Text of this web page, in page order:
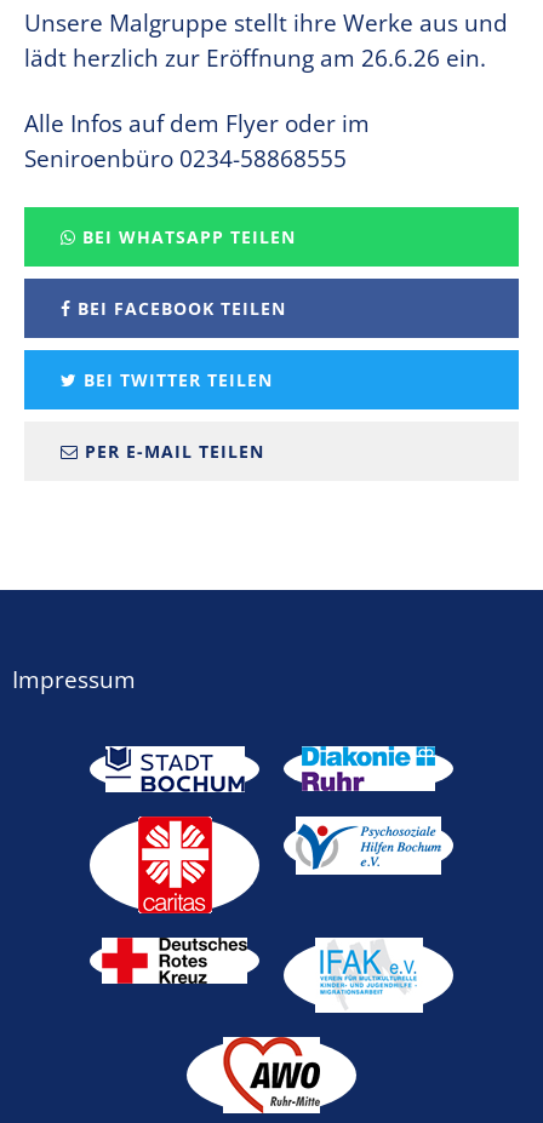
Unsere Malgruppe stellt ihre Werke aus und
lädt herzlich zur Eröffnung am 26.6.26 ein.
Alle Infos auf dem Flyer oder im
Seniroenbüro 0234-58868555
BEI WHATSAPP TEILEN
BEI FACEBOOK TEILEN
BEI TWITTER TEILEN
PER E-MAIL TEILEN
Impressum